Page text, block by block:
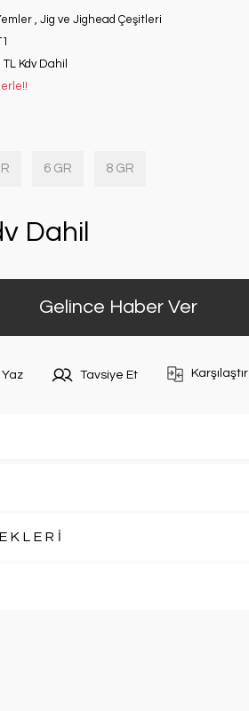
, Jig ve Jighead Çeşitleri
TL Kdv Dahil
6 GR 8 GR
Dahil
Gelince Haber Ver
Tavsiye Et Karşılaştır